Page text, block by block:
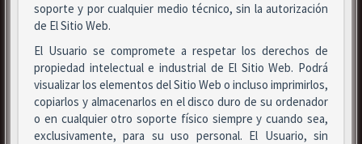
soporte y por cualquier medio técnico, sin la autorización
de El Sitio Web.
El Usuario se compromete a respetar los derechos de
propiedad intelectual e industrial de El Sitio Web. Podrá
visualizar los elementos del Sitio Web o incluso imprimirlos,
copiarlos y almacenarlos en el disco duro de su ordenador
o en cualquier otro soporte físico siempre y cuando sea,
exclusivamente, para su uso personal. El Usuario, sin